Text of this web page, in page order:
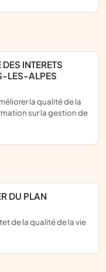
LES-ALPES
sur la gestion de
DU PLAN